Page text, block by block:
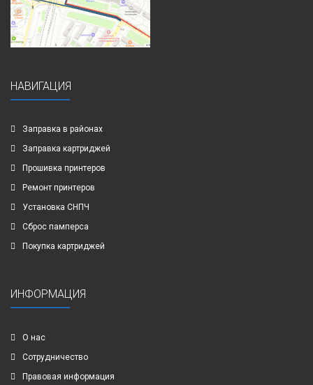
НАВИГАЦИЯ
Заправка в районах
Заправка картриджей
Прошивка принтеров
Ремонт принтеров
Установка СНПЧ
Сброс памперса
Покупка картриджей
ИНФОРМАЦИЯ
О нас
Сотрудничество
Правовая информация